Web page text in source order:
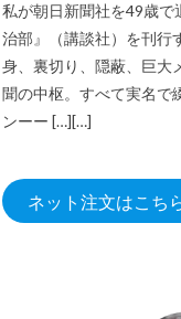
私が朝日新聞社を49歳で
治部』（講談社）を刊行
身、裏切り、隠蔽、巨大
聞の中枢。すべて実名で
ンーー […][…]
ネット注文はこち